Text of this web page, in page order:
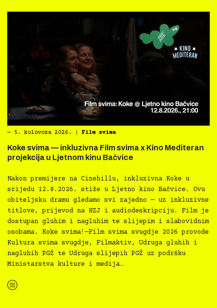
― 5. kolovoza 2026. Film svima
Koke svima — inkluzivna Film svima x Kino Mediteran
projekcija u Ljetnom kinu Bačvice
Nakon premijere na Cinehillu, inkluzivna Koke u
srijedu 12.8.2026. stiže u Ljetno kino Bačvice. Ovu
obiteljsku dramu gledamo svi zajedno — uz inkluzivne
titlove, prijevod na HZJ i audiodeskripciju. Film je
dostupan gluhim i nagluhim te slijepim i slabovidnim
osobama. Koke svima!—Film svima svugdje 2026 provode
Kultura svima svugdje, Filmaktiv, Udruga gluhih i
nagluhih PGŽ te Udruga slijepih PGŽ uz podršku
Ministarstva kulture i medija…
“Koke svima — inkluzivna Film svima x Kino Mediteran projekcija u Ljetnom kinu Bačvice”